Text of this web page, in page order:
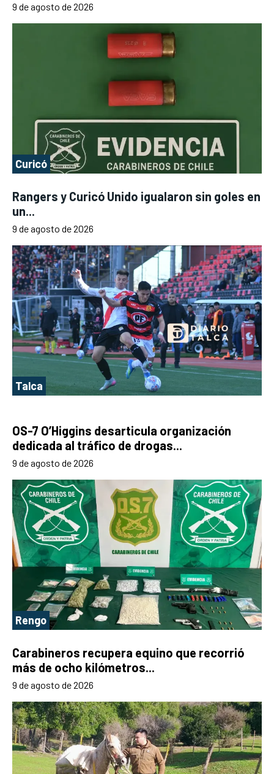
9 de agosto de 2026
Curicó
Rangers y Curicó Unido igualaron sin goles en
un...
9 de agosto de 2026
Talca
OS-7 O’Higgins desarticula organización
dedicada al tráfico de drogas...
9 de agosto de 2026
Rengo
Carabineros recupera equino que recorrió
más de ocho kilómetros...
9 de agosto de 2026